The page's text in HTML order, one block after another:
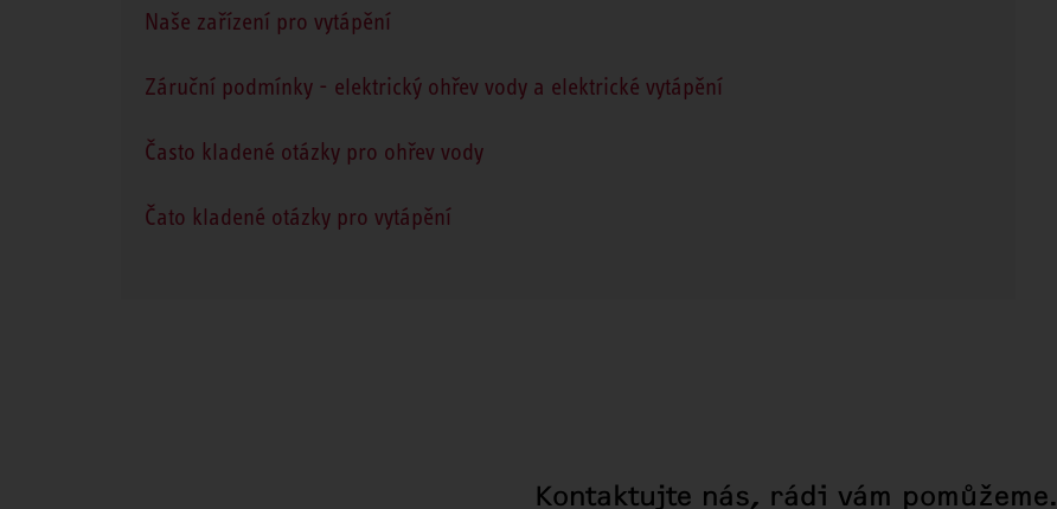
Naše zařízení pro vytápění
Záruční podmínky - elektrický ohřev vody a elektrické vytápění
Často kladené otázky pro ohřev vody
Čato kladené otázky pro vytápění
Kontaktujte nás, rádi vám pomůžeme.